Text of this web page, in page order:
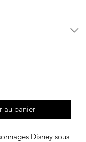
au panier
Disney sous